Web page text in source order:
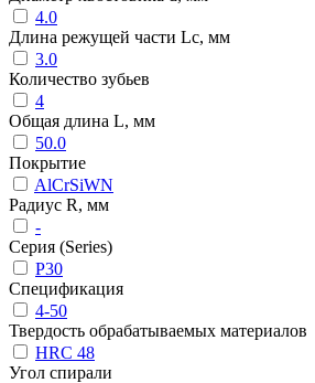
4.0
Длина режущей части Lc, мм
3.0
Количество зубьев
4
Общая длина L, мм
50.0
Покрытие
AlCrSiWN
Радиус R, мм
-
Серия (Series)
P30
Спецификация
4-50
Твердость обрабатываемых материалов
HRC 48
Угол спирали